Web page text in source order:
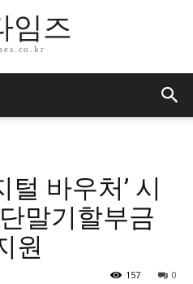
임즈
털 바우처’ 시
말기할부금
원
0
157